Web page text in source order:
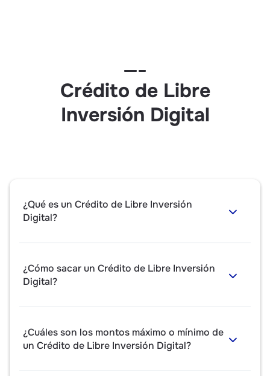
Crédito de Libre
Inversión Digital
¿Qué es un Crédito de Libre Inversión
Digital?
¿Cómo sacar un Crédito de Libre Inversión
Digital?
¿Cuáles son los montos máximo o mínimo de
un Crédito de Libre Inversión Digital?